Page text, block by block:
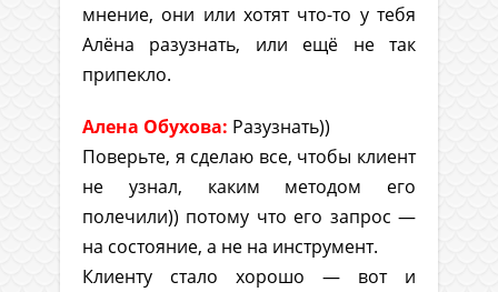
мнение, они или хотят что-то у тебя
Алёна разузнать, или ещё не так
припекло.
Алена Обухова: Разузнать))
Поверьте, я сделаю все, чтобы клиент
не узнал, каким методом его
полечили)) потому что его запрос —
на состояние, а не на инструмент.
Клиенту стало хорошо — вот и